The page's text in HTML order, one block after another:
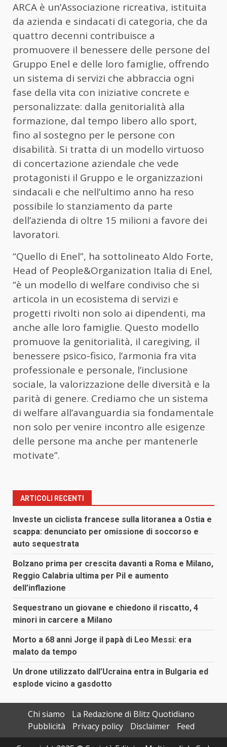
ARCA è un’Associazione ricreativa, istituita
da azienda e sindacati di categoria, che da
quattro decenni contribuisce a
promuovere il benessere delle persone del
Gruppo Enel e delle loro famiglie, offrendo
un sistema di servizi che abbraccia ogni
fase della vita con iniziative concrete e
personalizzate: dalla genitorialità alla
formazione, dal tempo libero allo sport,
fino al sostegno per le persone con
disabilità. Si tratta di un modello virtuoso
di concertazione aziendale che vede
protagonisti il Gruppo e le organizzazioni
sindacali e che nell’ultimo anno ha reso
possibile lo stanziamento da parte
dell’azienda di oltre 15 milioni a favore dei
lavoratori.
“Quello di Enel”, ha sottolineato Aldo Forte,
Head of People&Organization Italia di Enel,
“è un modello di welfare condiviso che si
articola in un ecosistema di servizi e
progetti rivolti non solo ai dipendenti, ma
anche alle loro famiglie. Questo modello
promuove la genitorialità, il caregiving, il
benessere psico-fisico, l’armonia fra vita
professionale e personale, l’inclusione
sociale, la valorizzazione delle diversità e la
parità di genere. Crediamo che un sistema
di welfare all’avanguardia sia fondamentale
non solo per venire incontro alle esigenze
delle persone ma anche per mantenerle
motivate”.
ARTICOLI RECENTI
Investe un ciclista francese sulla litoranea a Ostia e
scappa: denunciato per omissione di soccorso e
auto sequestrata
Bolzano prima per crescita davanti a Roma e Milano,
Reggio Calabria ultima per Pil e aumento
dell’inflazione
Sequestrano un giovane e chiedono il riscatto, 4
minori in carcere a Milano
Morto a 68 anni Jorge il papà di Leo Messi: era
malato da tempo
Un drone utilizzato dall’Ucraina entra in Bulgaria ed
esplode vicino a gasdotto
Chi siamo
La Redazione di Blitz Quotidiano
Pubblicità
Privacy policy Disclaimer
Feed